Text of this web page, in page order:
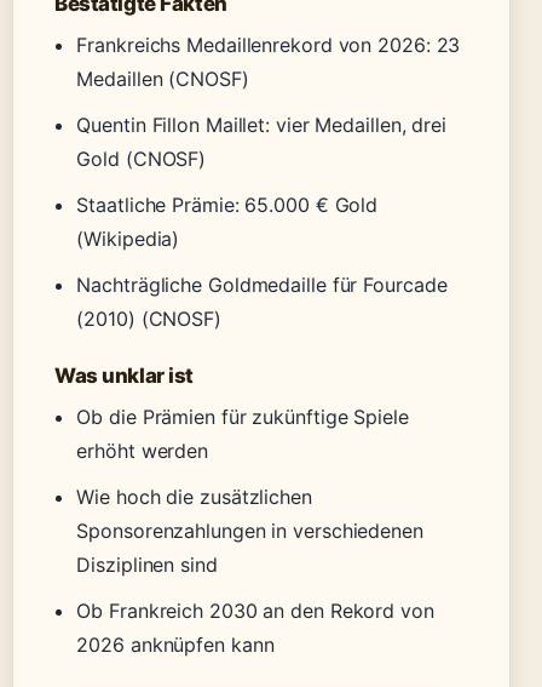
Frankreichs Medaillenrekord von 2026: 23
Medaillen (CNOSF)
Quentin Fillon Maillet: vier Medaillen, drei
Gold (CNOSF)
Staatliche Prämie: 65.000 € Gold
(Wikipedia)
Nachträgliche Goldmedaille für Fourcade
(2010) (CNOSF)
Was unklar ist
Ob die Prämien für zukünftige Spiele
erhöht werden
Wie hoch die zusätzlichen
Sponsorenzahlungen in verschiedenen
Disziplinen sind
Ob Frankreich 2030 an den Rekord von
2026 anknüpfen kann